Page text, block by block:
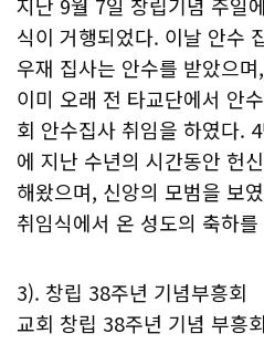
식이 거행되었다. 이날 안수
우재 집사는 안수를 받았으
이미 오래 전 타교단에서 안
회 안수집사 취임을 하였다.
에 지난 수년의 시간동안 헌
해왔으며, 신앙의 모범을 보
취임식에서 온 성도의 축하
3). 창립 38주년 기념부흥회
교회 창립 38주년 기념 부흥